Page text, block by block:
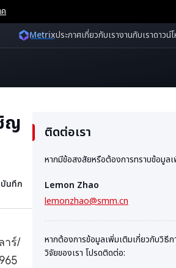
Metrixประกาศเกี่ยวกับเรางานกับเราดาวน์
ญ
บันทึก
าร์/
ติดต่อเรา
หากมีข้อสงสัยหรือต้องการทราบข้อมูล
Lemon Zhao
lemonzhao@smm.cn
หากต้องการข้อมูลเพิ่มเติมเกี่ยวกับวิธีก
วิจัยของเรา โปรดติดต่อ: